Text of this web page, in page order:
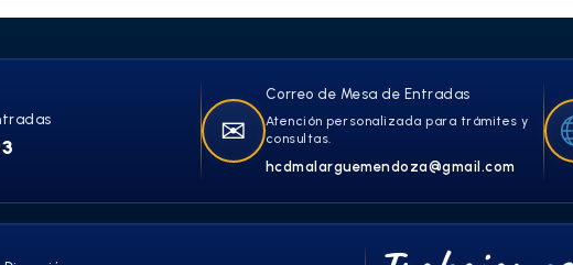
✉
Correo de Mesa de Entradas
Atención personalizada para trámites y
consultas.
hcdmalarguemendoza@gmail.com